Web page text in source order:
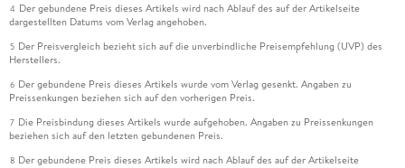
4 Der gebundene Preis dieses Artikels wird nach Ablauf des auf der Artikelseite
dargestellten Datums vom Verlag angehoben.
5 Der Preisvergleich bezieht sich auf die unverbindliche Preisempfehlung (UVP) des
Herstellers.
6 Der gebundene Preis dieses Artikels wurde vom Verlag gesenkt. Angaben zu
Preissenkungen beziehen sich auf den vorherigen Preis.
7 Die Preisbindung dieses Artikels wurde aufgehoben. Angaben zu Preissenkungen
beziehen sich auf den letzten gebundenen Preis.
8 Der gebundene Preis dieses Artikels wird nach Ablauf des auf der Artikelseite